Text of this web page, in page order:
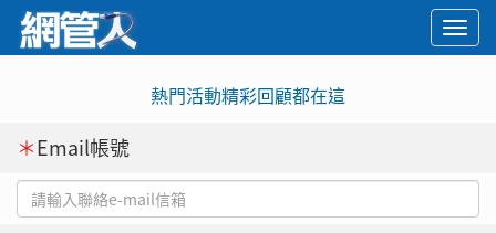
熱門活動精彩回顧都在這
＊Email帳號